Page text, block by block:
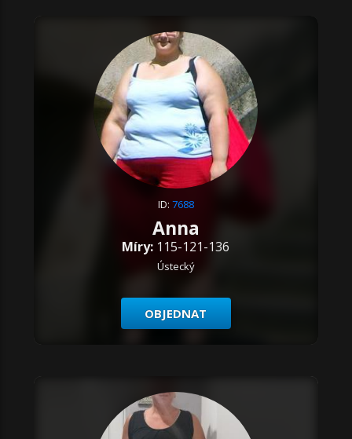
ID: 7688
Anna
Míry: 115-121-136
Ústecký
OBJEDNAT